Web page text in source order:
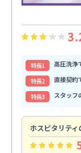
特⻑1
高圧洗浄
特⻑2
直接契約
特⻑3
スタッフ
ホスピタリティ